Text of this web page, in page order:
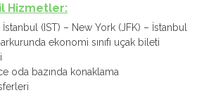
Hizmetler:
(IST) – New York (JFK) – İstanbul
ekonomi sınıfı uçak bileti
oda bazında konaklama